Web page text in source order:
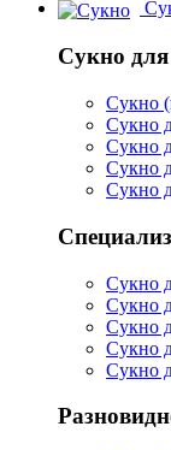
Сукно
Сукно
Сукно
Сукно
Сукно
Сукно
Сукно
Сукно
Сукно
Сукно
Сукно